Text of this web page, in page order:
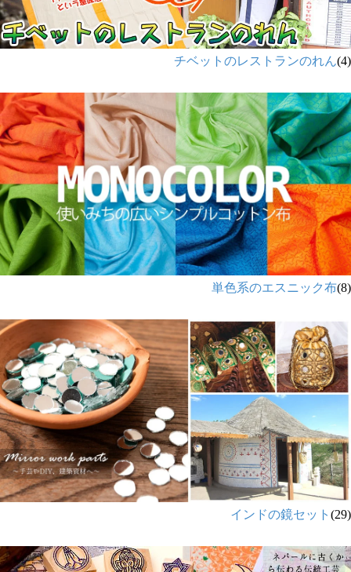
チベットのレストランのれん(4)
単色系のエスニック布(8)
インドの鏡セット (29)